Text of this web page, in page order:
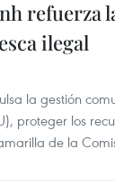
refuerza
ilegal
la gestión
proteger los
de la